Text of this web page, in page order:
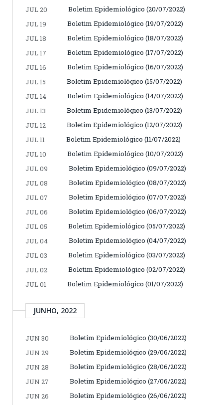
JUL 20
Boletim Epidemiológico (20/07/2022)
JUL 19
Boletim Epidemiológico (19/07/2022)
JUL 18
Boletim Epidemiológico (18/07/2022)
JUL 17
Boletim Epidemiológico (17/07/2022)
JUL 16
Boletim Epidemiológico (16/07/2022)
JUL 15
Boletim Epidemiológico (15/07/2022)
JUL 14
Boletim Epidemiológico (14/07/2022)
JUL 13
Boletim Epidemiológico (13/07/2022)
JUL 12
Boletim Epidemiológico (12/07/2022)
JUL 11
Boletim Epidemiológico (11/07/2022)
JUL 10
Boletim Epidemiológico (10/07/2022)
JUL 09
Boletim Epidemiológico (09/07/2022)
JUL 08
Boletim Epidemiológico (08/07/2022)
JUL 07
Boletim Epidemiológico (07/07/2022)
JUL 06
Boletim Epidemiológico (06/07/2022)
JUL 05
Boletim Epidemiológico (05/07/2022)
JUL 04
Boletim Epidemiológico (04/07/2022)
JUL 03
Boletim Epidemiológico (03/07/2022)
JUL 02
Boletim Epidemiológico (02/07/2022)
JUL 01
Boletim Epidemiológico (01/07/2022)
JUNHO, 2022
JUN 30
Boletim Epidemiológico (30/06/2022)
JUN 29
Boletim Epidemiológico (29/06/2022)
JUN 28
Boletim Epidemiológico (28/06/2022)
JUN 27
Boletim Epidemiológico (27/06/2022)
JUN 26
Boletim Epidemiológico (26/06/2022)